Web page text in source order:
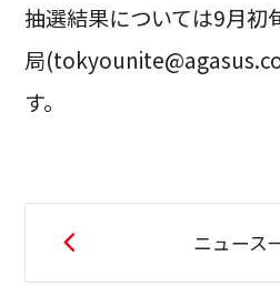
抽選結果については9月初
局
す。
ニュース